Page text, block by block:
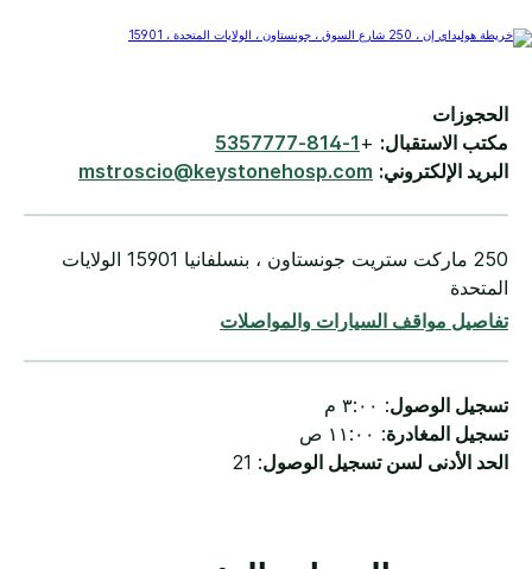
الحجوزات
مكتب الاستقبال: +
1-814-5357777
البريد الإلكتروني: mstroscio@keystonehosp.com
250 ماركت ستريت جونستاون ، بنسلفانيا 15901 الولايات
المتحدة
تفاصيل مواقف السيارات والمواصلات
تسجيل الوصول: ٣:٠٠ م
تسجيل المغادرة: ١١:٠٠ ص
الحد الأدنى لسن تسجيل الوصول: 21